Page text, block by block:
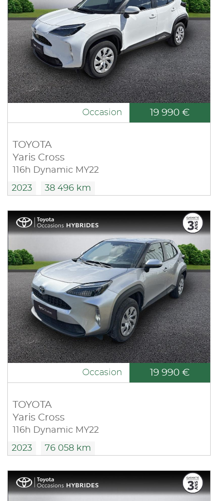
Occasion 19 990 €
TOYOTA
Yaris Cross
116h Dynamic MY22
2023 38 496 km
Occasion 19 990 €
TOYOTA
Yaris Cross
116h Dynamic MY22
2023 76 058 km